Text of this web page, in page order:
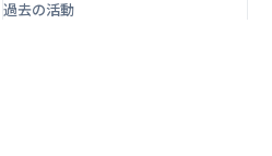
過去の活動